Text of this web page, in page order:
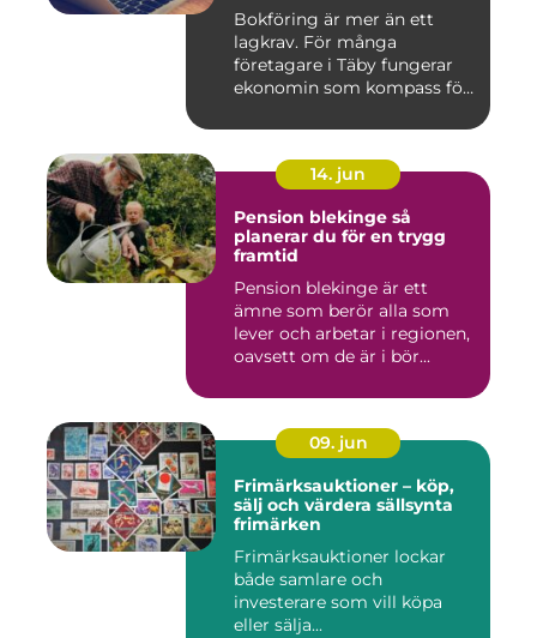
Bokföring är mer än ett
lagkrav. För många
företagare i Täby fungerar
ekonomin som kompass för
14. jun
Pension blekinge så
planerar du för en trygg
framtid
Pension blekinge är ett
ämne som berör alla som
lever och arbetar i regionen,
oavsett om de är i bör...
09. jun
Frimärksauktioner – köp,
sälj och värdera sällsynta
frimärken
Frimärksauktioner lockar
både samlare och
investerare som vill köpa
eller sälja...